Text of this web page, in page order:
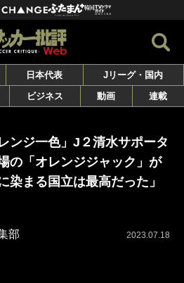
日本代表
Jリーグ・国内
ビジネス 動画 連載
ンジ一色」J２清水サポータ
の「オレンジジャック」が
染まる国立は最高だった」
部 2023.07.18